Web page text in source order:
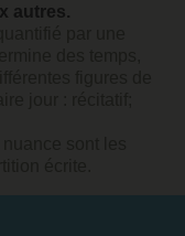
autres.